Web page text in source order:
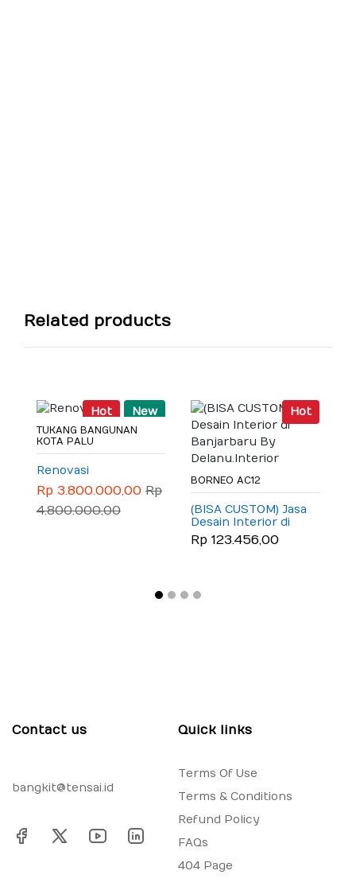
Related products
Hot New
TUKANG BANGUNAN
KOTA PALU
Renovasi
Rp 3.800.000,00 Rp
4.800.000,00
Hot
BORNEO AC12
(BISA CUSTOM) Jasa
Desain Interior di
Banjarbaru By
Delanu.Interior
Rp 123.456,00
Contact us
bangkit@tensai.id
Quick links
Terms Of Use
Terms & Conditions
Refund Policy
FAQs
404 Page